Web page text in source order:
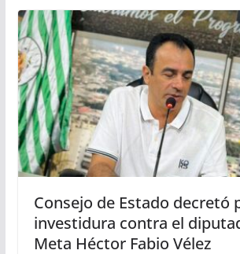
Consejo de Estado decretó
investidura contra el
Meta Héctor Fabio Vélez